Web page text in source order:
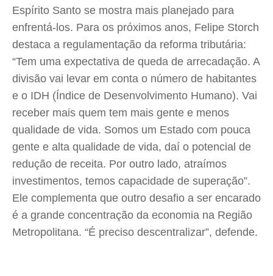
Espírito Santo se mostra mais planejado para
enfrentá-los. Para os próximos anos, Felipe Storch
destaca a regulamentação da reforma tributária:
“Tem uma expectativa de queda de arrecadação. A
divisão vai levar em conta o número de habitantes
e o IDH (Índice de Desenvolvimento Humano). Vai
receber mais quem tem mais gente e menos
qualidade de vida. Somos um Estado com pouca
gente e alta qualidade de vida, daí o potencial de
redução de receita. Por outro lado, atraímos
investimentos, temos capacidade de superação”.
Ele complementa que outro desafio a ser encarado
é a grande concentração da economia na Região
Metropolitana. “É preciso descentralizar”, defende.